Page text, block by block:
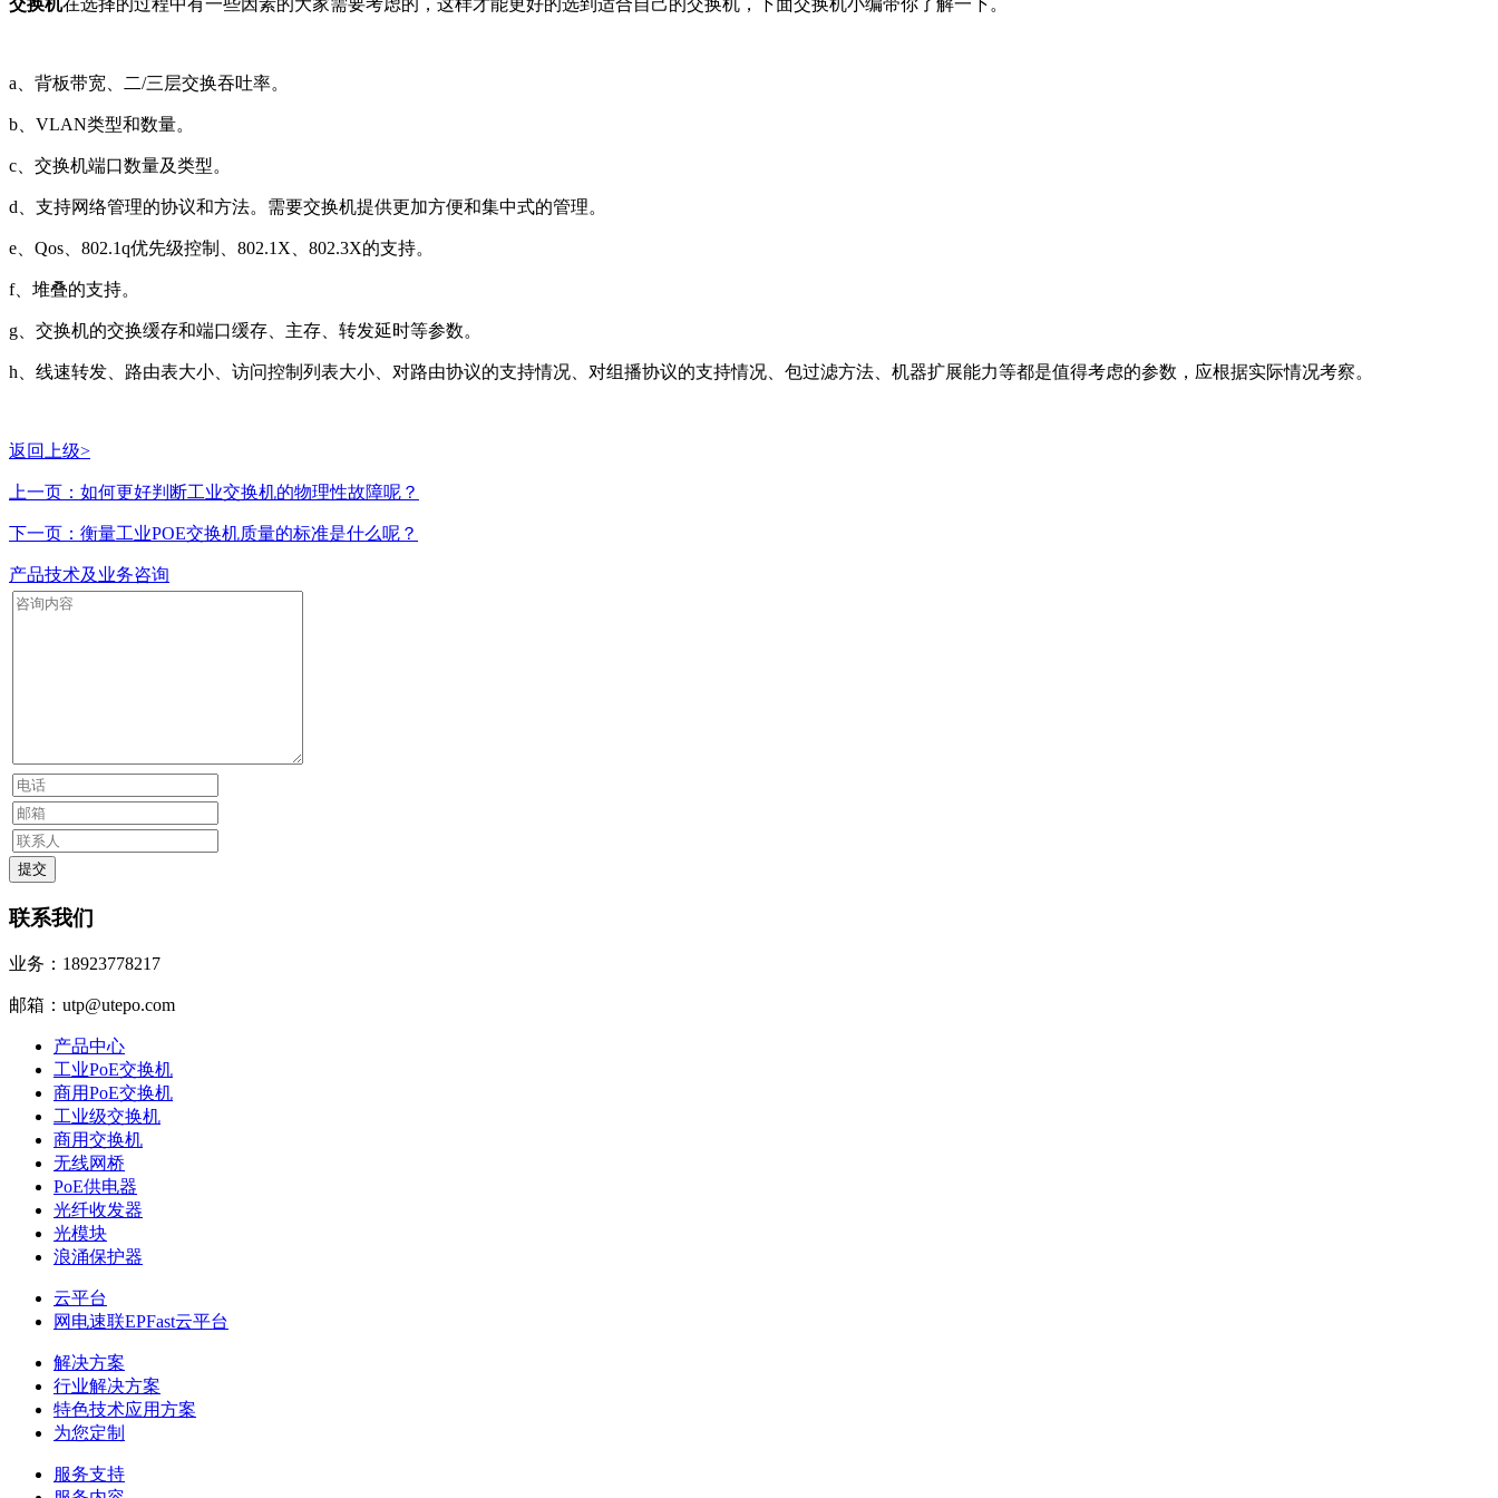
交换机在选择的过程中有一些因素的大家需要考虑的，这样才能更好的选到适合自己的交换机，下面交换机小编带你了解一下。
a、背板带宽、二/三层交换吞吐率。
b、VLAN类型和数量。
c、交换机端口数量及类型。
d、支持网络管理的协议和方法。需要交换机提供更加方便和集中式的管理。
e、Qos、802.1q优先级控制、802.1X、802.3X的支持。
f、堆叠的支持。
g、交换机的交换缓存和端口缓存、主存、转发延时等参数。
h、线速转发、路由表大小、访问控制列表大小、对路由协议的支持情况、对组播协议的支持情况、包过滤方法、机器扩展能力等都是值得考虑的参数，应根据实际情况考察。
返回上级>
上一页：如何更好判断工业交换机的物理性故障呢？
下一页：衡量工业POE交换机质量的标准是什么呢？
产品技术及业务咨询
联系我们
业务：18923778217
邮箱：utp@utepo.com
产品中心
工业PoE交换机
商用PoE交换机
工业级交换机
商用交换机
无线网桥
PoE供电器
光纤收发器
光模块
浪涌保护器
云平台
网电速联EPFast云平台
解决方案
行业解决方案
特色技术应用方案
为您定制
服务支持